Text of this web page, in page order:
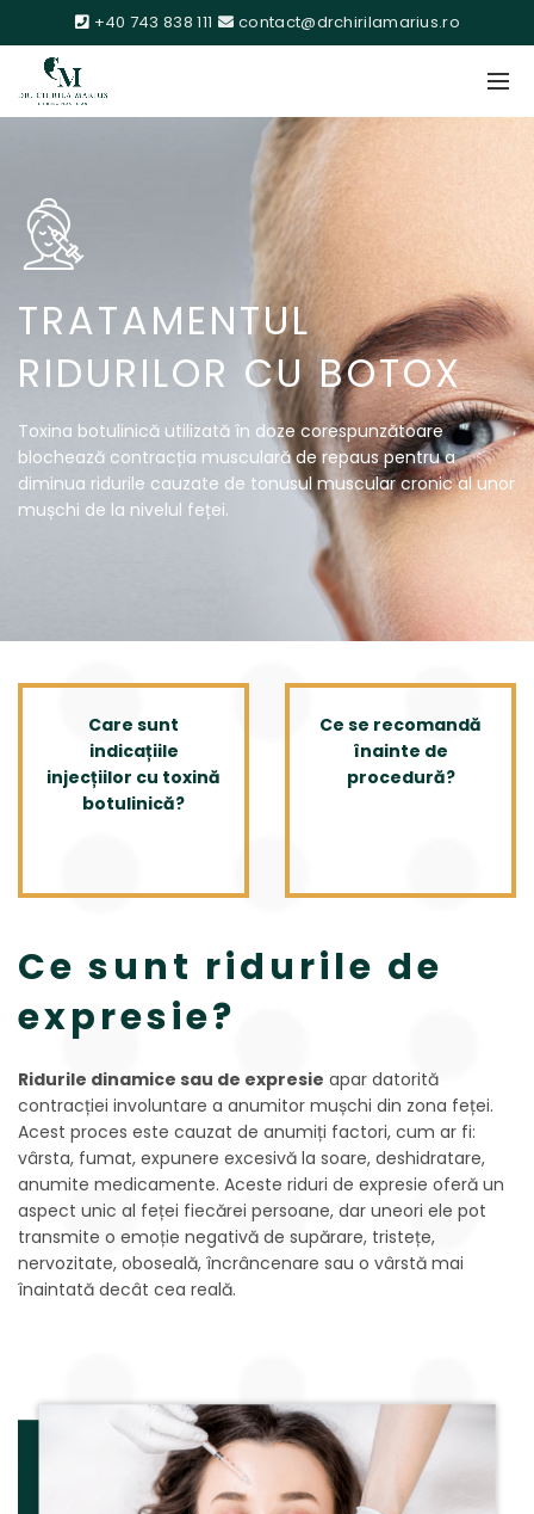
+40 743 838 111 contact@drchirilamarius.ro
TRATAMENTUL
RIDURILOR CU BOTOX
Toxina botulinică utilizată în doze corespunzătoare
blochează contracția musculară de repaus pentru a
diminua ridurile cauzate de tonusul muscular cronic al unor
mușchi de la nivelul feței.
Care sunt
indicațiile
injecțiilor cu toxină
botulinică?
Ce se recomandă
înainte de
procedură?
Ce sunt ridurile de
expresie?
Ridurile dinamice sau de expresie apar datorită
contracției involuntare a anumitor mușchi din zona feței.
Acest proces este cauzat de anumiți factori, cum ar fi:
vârsta, fumat, expunere excesivă la soare, deshidratare,
anumite medicamente. Aceste riduri de expresie oferă un
aspect unic al feței fiecărei persoane, dar uneori ele pot
transmite o emoție negativă de supărare, tristețe,
nervozitate, oboseală, încrâncenare sau o vârstă mai
înaintată decât cea reală.